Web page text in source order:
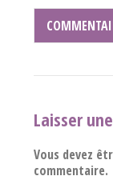
Laisser
Vous devez
commentaire.